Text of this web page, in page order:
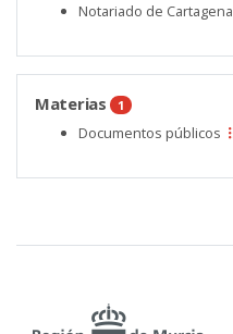
Notariado de Cartagena
Materias 1
Documentos públicos